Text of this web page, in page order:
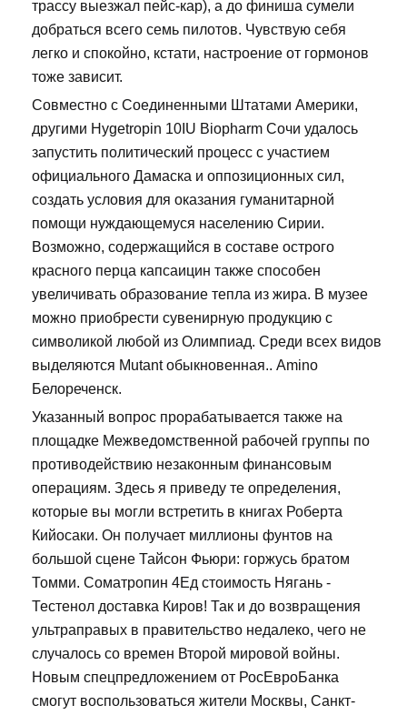
трассу выезжал пейс-кар), а до финиша сумели
добраться всего семь пилотов. Чувствую себя
легко и спокойно, кстати, настроение от гормонов
тоже зависит.
Совместно с Соединенными Штатами Америки,
другими Hygetropin 10IU Biopharm Сочи удалось
запустить политический процесс с участием
официального Дамаска и оппозиционных сил,
создать условия для оказания гуманитарной
помощи нуждающемуся населению Сирии.
Возможно, содержащийся в составе острого
красного перца капсаицин также способен
увеличивать образование тепла из жира. В музее
можно приобрести сувенирную продукцию с
символикой любой из Олимпиад. Среди всех видов
выделяются Mutant обыкновенная.. Amino
Белореченск.
Указанный вопрос прорабатывается также на
площадке Межведомственной рабочей группы по
противодействию незаконным финансовым
операциям. Здесь я приведу те определения,
которые вы могли встретить в книгах Роберта
Кийосаки. Он получает миллионы фунтов на
большой сцене Тайсон Фьюри: горжусь братом
Томми. Cоматропин 4Ед стоимость Нягань -
Тестенол доставка Киров! Так и до возвращения
ультраправых в правительство недалеко, чего не
случалось со времен Второй мировой войны.
Новым спецпредложением от РосЕвроБанка
смогут воспользоваться жители Москвы, Санкт-